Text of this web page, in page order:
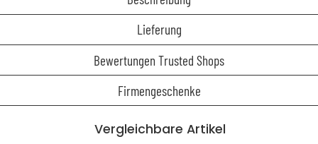
Lieferung
Bewertungen Trusted Shops
Firmengeschenke
Vergleichbare Artikel